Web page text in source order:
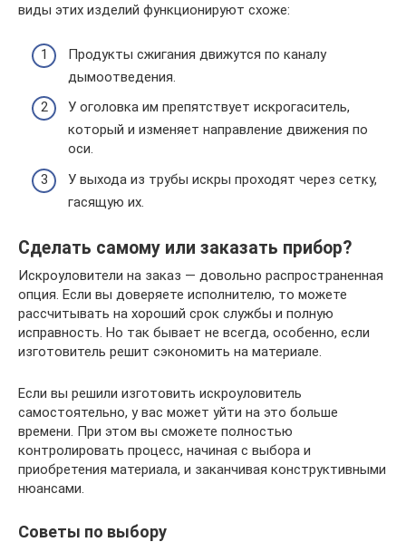
виды этих изделий функционируют схоже:
Продукты сжигания движутся по каналу
дымоотведения.
У оголовка им препятствует искрогаситель,
который и изменяет направление движения по
оси.
У выхода из трубы искры проходят через сетку,
гасящую их.
Сделать самому или заказать прибор?
Искроуловители на заказ — довольно распространенная
опция. Если вы доверяете исполнителю, то можете
рассчитывать на хороший срок службы и полную
исправность. Но так бывает не всегда, особенно, если
изготовитель решит сэкономить на материале.
Если вы решили изготовить искроуловитель
самостоятельно, у вас может уйти на это больше
времени. При этом вы сможете полностью
контролировать процесс, начиная с выбора и
приобретения материала, и заканчивая конструктивными
нюансами.
Советы по выбору